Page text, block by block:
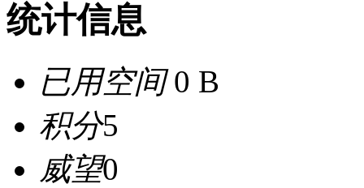
统计信息
已用空间0 B
积分5
威望0